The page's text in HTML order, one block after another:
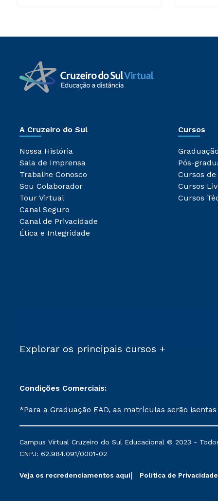
A Cruzeiro do Sul
Nossa História
Sala de Imprensa
Trabalhe Conosco
Sou Colaborador
Tour Virtual
Canal Seguro
Canal de Privacidade
Ética e Integridade
Cursos
Graduação
Pós-
Cursos
Cursos
Cursos
Explorar os principais cursos +
Condições Comerciais:
*Para a Graduação EAD, as matrículas serão
mantidos conforme negociação. Descontos
serviços.
Campus Virtual Cruzeiro do Sul Educacional © 2023 -
CNPJ: 62.984.091/0001-02
Veja os recredenciamentos aqui Política de Privacidade